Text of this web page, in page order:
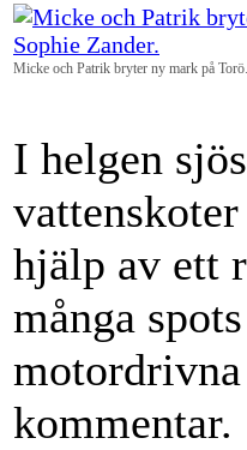
Micke och Patrik bryter ny mark på
I helgen
hjälp av ett
många
kommentar.